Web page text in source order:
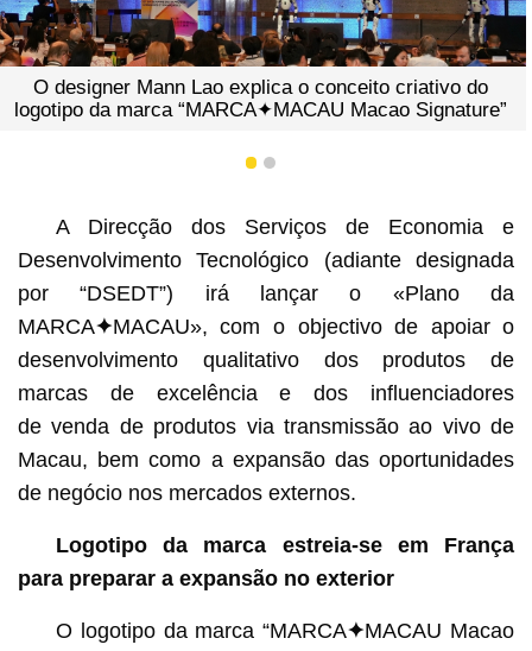
O designer Mann Lao explica o conceito criativo do
logotipo da marca “MARCA✦MACAU Macao Signature”
1 2
A Direcção dos Serviços de Economia e
Desenvolvimento Tecnológico (adiante designada
por “DSEDT”) irá lançar o «Plano da
MARCA✦MACAU», com o objectivo de apoiar o
desenvolvimento qualitativo dos produtos de
marcas de excelência e dos influenciadores
de venda de produtos via transmissão ao vivo de
Macau, bem como a expansão das oportunidades
de negócio nos mercados externos.
Logotipo da marca estreia-se em França
para preparar a expansão no exterior
O logotipo da marca “MARCA✦MACAU Macao